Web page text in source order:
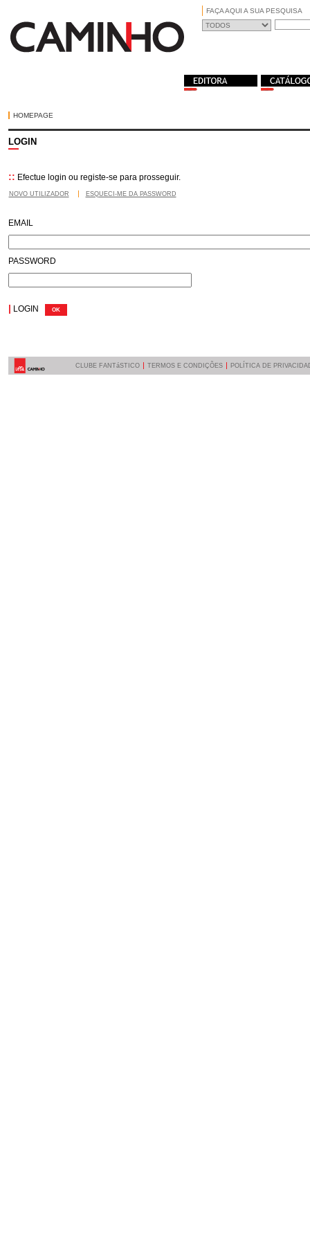
FAÇA AQUI A SUA PESQUISA
HOMEPAGE
LOGIN
:: Efectue login ou registe-se para prosseguir.
NOVO UTILIZADOR ESQUECI-ME DA PASSWORD
EMAIL
PASSWORD
| LOGIN
CLUBE FANTáSTICO TERMOS E CONDIÇÕES POLÍTICA DE